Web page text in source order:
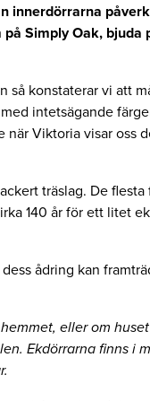
innerdörrarna
Simply Oak,
så konstaterar vi att
intetsägande
Viktoria visar oss
träslag. De
140 år för ett litet
ådring kan
eller om
Ekdörrarna finns i